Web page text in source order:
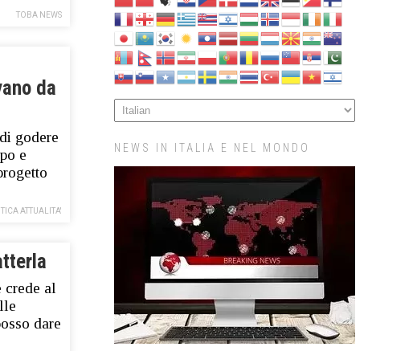
TOBA NEWS
da
godere
e
ATTUALITA'
crede al
dare
NEWS IN ITALIA E NEL MONDO